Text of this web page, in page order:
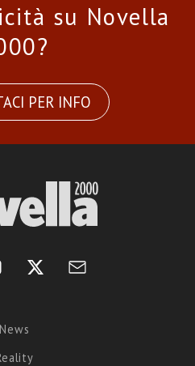
su Novella
PER INFO
News